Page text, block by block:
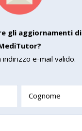
gli aggiornamenti di
indirizzo e-mail valido.
Cognome